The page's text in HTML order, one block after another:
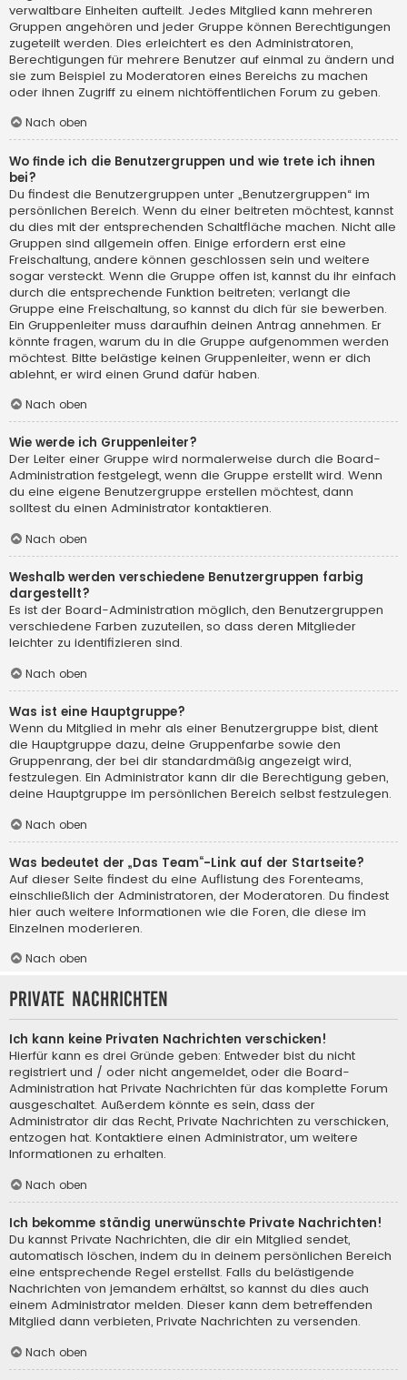
verwaltbare Einheiten aufteilt. Jedes Mitglied kann mehreren
Gruppen angehören und jeder Gruppe können Berechtigungen
zugeteilt werden. Dies erleichtert es den Administratoren,
Berechtigungen für mehrere Benutzer auf einmal zu ändern und
sie zum Beispiel zu Moderatoren eines Bereichs zu machen
oder ihnen Zugriff zu einem nichtöffentlichen Forum zu geben.
Nach oben
Wo finde ich die Benutzergruppen und wie trete ich ihnen
bei?
Du findest die Benutzergruppen unter „Benutzergruppen“ im
persönlichen Bereich. Wenn du einer beitreten möchtest, kannst
du dies mit der entsprechenden Schaltfläche machen. Nicht alle
Gruppen sind allgemein offen. Einige erfordern erst eine
Freischaltung, andere können geschlossen sein und weitere
sogar versteckt. Wenn die Gruppe offen ist, kannst du ihr einfach
durch die entsprechende Funktion beitreten; verlangt die
Gruppe eine Freischaltung, so kannst du dich für sie bewerben.
Ein Gruppenleiter muss daraufhin deinen Antrag annehmen. Er
könnte fragen, warum du in die Gruppe aufgenommen werden
möchtest. Bitte belästige keinen Gruppenleiter, wenn er dich
ablehnt, er wird einen Grund dafür haben.
Nach oben
Wie werde ich Gruppenleiter?
Der Leiter einer Gruppe wird normalerweise durch die Board-
Administration festgelegt, wenn die Gruppe erstellt wird. Wenn
du eine eigene Benutzergruppe erstellen möchtest, dann
solltest du einen Administrator kontaktieren.
Nach oben
Weshalb werden verschiedene Benutzergruppen farbig
dargestellt?
Es ist der Board-Administration möglich, den Benutzergruppen
verschiedene Farben zuzuteilen, so dass deren Mitglieder
leichter zu identifizieren sind.
Nach oben
Was ist eine Hauptgruppe?
Wenn du Mitglied in mehr als einer Benutzergruppe bist, dient
die Hauptgruppe dazu, deine Gruppenfarbe sowie den
Gruppenrang, der bei dir standardmäßig angezeigt wird,
festzulegen. Ein Administrator kann dir die Berechtigung geben,
deine Hauptgruppe im persönlichen Bereich selbst festzulegen.
Nach oben
Was bedeutet der „Das Team“-Link auf der Startseite?
Auf dieser Seite findest du eine Auflistung des Forenteams,
einschließlich der Administratoren, der Moderatoren. Du findest
hier auch weitere Informationen wie die Foren, die diese im
Einzelnen moderieren.
Nach oben
Private Nachrichten
Ich kann keine Privaten Nachrichten verschicken!
Hierfür kann es drei Gründe geben: Entweder bist du nicht
registriert und / oder nicht angemeldet, oder die Board-
Administration hat Private Nachrichten für das komplette Forum
ausgeschaltet. Außerdem könnte es sein, dass der
Administrator dir das Recht, Private Nachrichten zu verschicken,
entzogen hat. Kontaktiere einen Administrator, um weitere
Informationen zu erhalten.
Nach oben
Ich bekomme ständig unerwünschte Private Nachrichten!
Du kannst Private Nachrichten, die dir ein Mitglied sendet,
automatisch löschen, indem du in deinem persönlichen Bereich
eine entsprechende Regel erstellst. Falls du belästigende
Nachrichten von jemandem erhältst, so kannst du dies auch
einem Administrator melden. Dieser kann dem betreffenden
Mitglied dann verbieten, Private Nachrichten zu versenden.
Nach oben